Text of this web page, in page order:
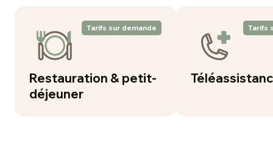
Tarifs sur demande
Restauration & petit-
déjeuner
Tarifs